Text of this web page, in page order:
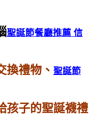
聖誕節餐廳推薦 信
換禮物、 聖誕節
孩子的聖誕襪禮